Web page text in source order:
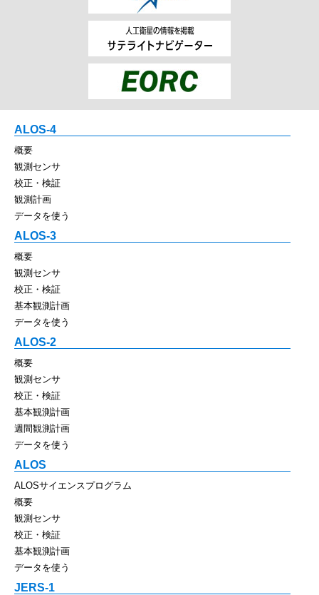
ALOS-4
概要
観測センサ
校正・検証
観測計画
データを使う
ALOS-3
概要
観測センサ
校正・検証
基本観測計画
データを使う
ALOS-2
概要
観測センサ
校正・検証
基本観測計画
週間観測計画
データを使う
ALOS
ALOSサイエンスプログラム
概要
観測センサ
校正・検証
基本観測計画
データを使う
JERS-1